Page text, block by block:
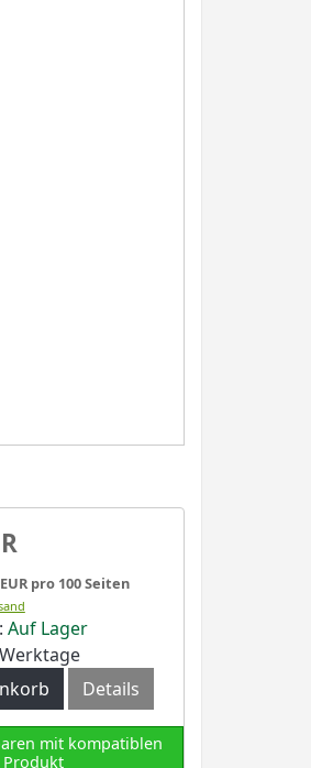
pro 100 Seiten
Auf Lager
Details
mit kompatiblen
Produkt